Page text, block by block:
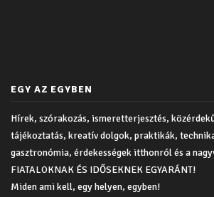
EGY AZ EGYBEN
Hírek, szórakozás, ismeretterjesztés,
tájékoztatás, kreatív dolgok, praktikák,
gasztronómia, érdekességek itthonról és a
FIATALOKNAK ÉS IDŐSEKNEK EGYARÁNT!
Miden ami kell, egy helyen, egyben!